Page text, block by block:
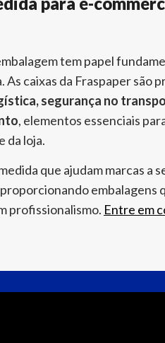
tem papel
As caixas da Fraspaper são
segurança no
, elementos essenciais
da loja.
que ajudam marcas a
embalagens
profissionalismo. Entre em